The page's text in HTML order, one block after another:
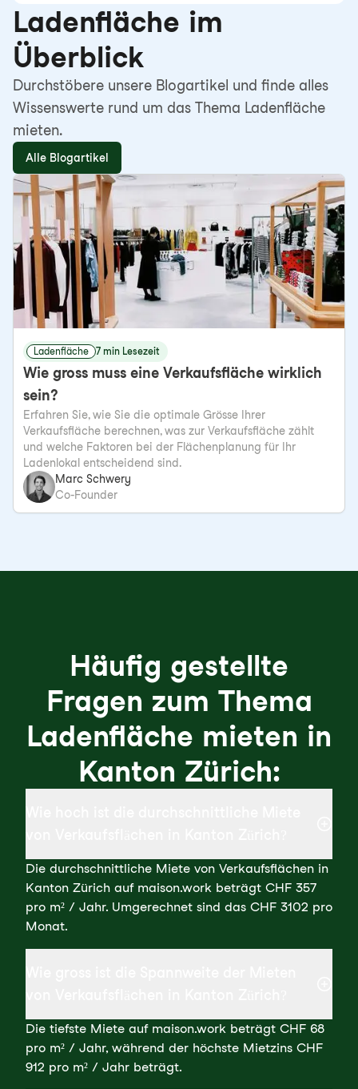
Ladenfläche im
Überblick
Durchstöbere unsere Blogartikel und finde alles
Wissenswerte rund um das Thema Ladenfläche
mieten.
Alle Blogartikel
Ladenfläche 7 min Lesezeit
Wie gross muss eine Verkaufsfläche wirklich
sein?
Erfahren Sie, wie Sie die optimale Grösse Ihrer
Verkaufsfläche berechnen, was zur Verkaufsfläche zählt
und welche Faktoren bei der Flächenplanung für Ihr
Ladenlokal entscheidend sind.
Marc Schwery
Co-Founder
Häufig gestellte
Fragen zum Thema
Ladenfläche mieten in
Kanton Zürich:
Die durchschnittliche Miete von Verkaufsflächen in
Kanton Zürich auf maison.work beträgt CHF 357
pro m² / Jahr. Umgerechnet sind das CHF 3102 pro
Monat.
Die tiefste Miete auf maison.work beträgt CHF 68
pro m² / Jahr, während der höchste Mietzins CHF
912 pro m² / Jahr beträgt.